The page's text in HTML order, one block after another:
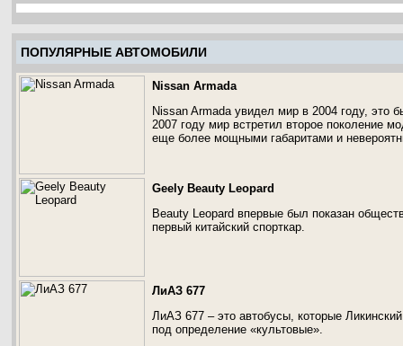
ПОПУЛЯРНЫЕ АВТОМОБИЛИ
Nissan Armada
Nissan Armada увидел мир в 2004 году, это
2007 году мир встретил второе поколение
еще более мощными габаритами и
Geely Beauty Leopard
Beauty Leopard впервые был показан
первый китайский спорткар.
ЛиАЗ 677
ЛиАЗ 677 – это автобусы, которые
под определение «культовые».